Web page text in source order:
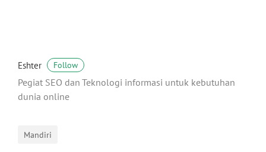
Eshter Follow
Pegiat SEO dan Teknologi informasi untuk kebutuhan
dunia online
Mandiri